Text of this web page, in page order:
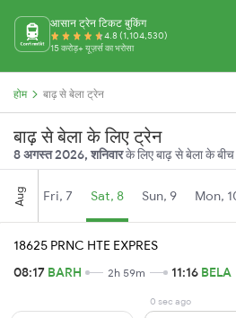
आसान ट्रेन टिकट बुकिंग
4.8 (1,104,530)
15 करोड़+ यूज़र्स का भरोसा
होम बाढ़ से बेला ट्रेन
बाढ़ से बेला के लिए ट्रेन
8 अगस्त 2026, शनिवारके लिए बाढ़ से बेला के
Aug Fri, 7 Sat, 8 Sun, 9 Mon,
18625 PRNC HTE EXPRES
08:17 BARH 2h 59m 11:16 BELA
0 sec ago